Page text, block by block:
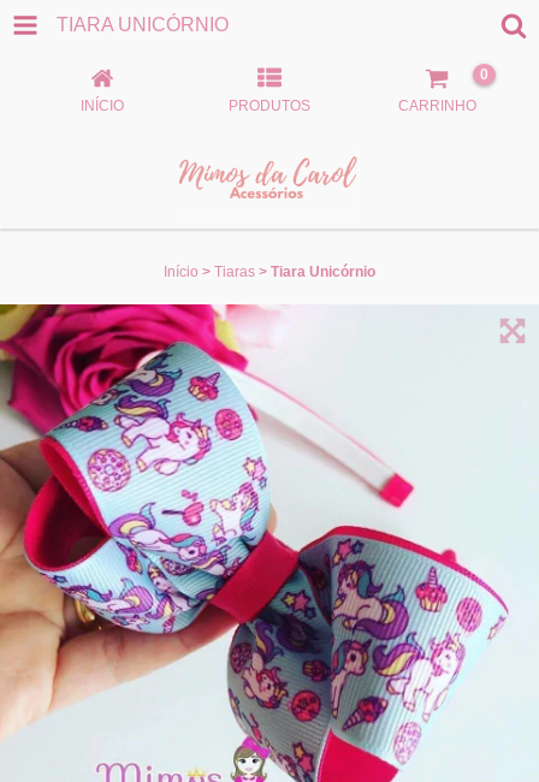
TIARA UNICÓRNIO
INÍCIO PRODUTOS CARRINHO
0
Início > Tiaras > Tiara Unicórnio